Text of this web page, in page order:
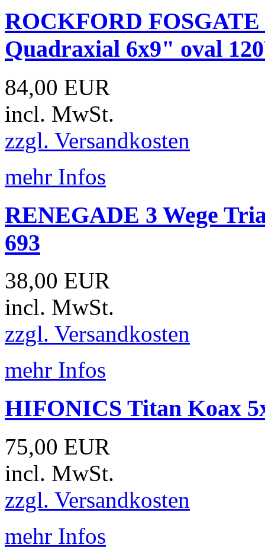
ROCKFORD FOSGATE
Quadraxial 6x9" oval
84,00 EUR
incl. MwSt.
zzgl. Versandkosten
mehr Infos
RENEGADE 3 Wege
693
38,00 EUR
incl. MwSt.
zzgl. Versandkosten
mehr Infos
HIFONICS Titan Koax
75,00 EUR
incl. MwSt.
zzgl. Versandkosten
mehr Infos